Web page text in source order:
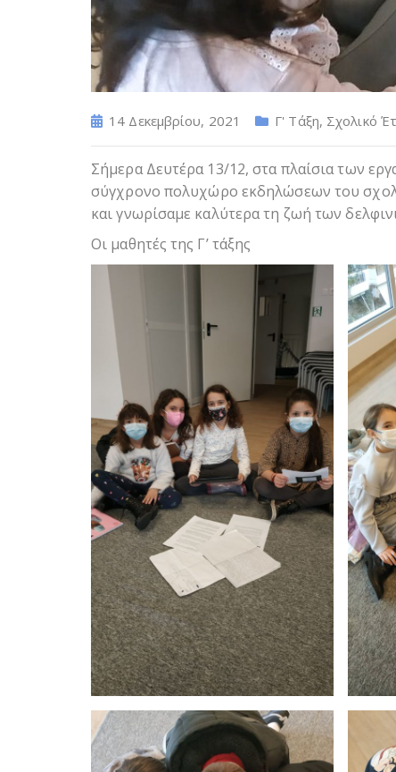
14 Δεκεμβρίου, 2021 Γ' Τάξη, Σχολικό
Σήμερα Δευτέρα 13/12, στα πλαίσια των
σύγχρονο πολυχώρο εκδηλώσεων του
και γνωρίσαμε καλύτερα τη ζωή των
Οι μαθητές της Γ’ τάξης